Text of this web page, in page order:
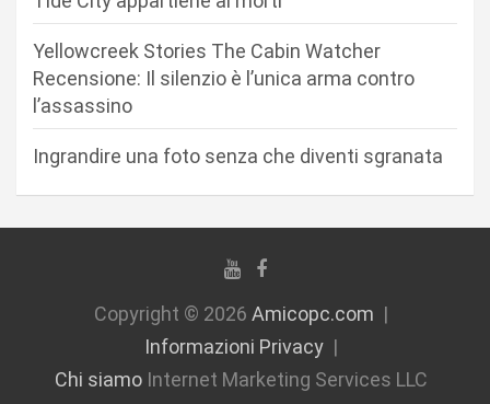
i
Yellowcreek Stories The Cabin Watcher
Recensione: Il silenzio è l’unica arma contro
l’assassino
Ingrandire una foto senza che diventi sgranata
Copyright © 2026 Amicopc.com
Informazioni Privacy
Chi siamoInternet Marketing Services LLC